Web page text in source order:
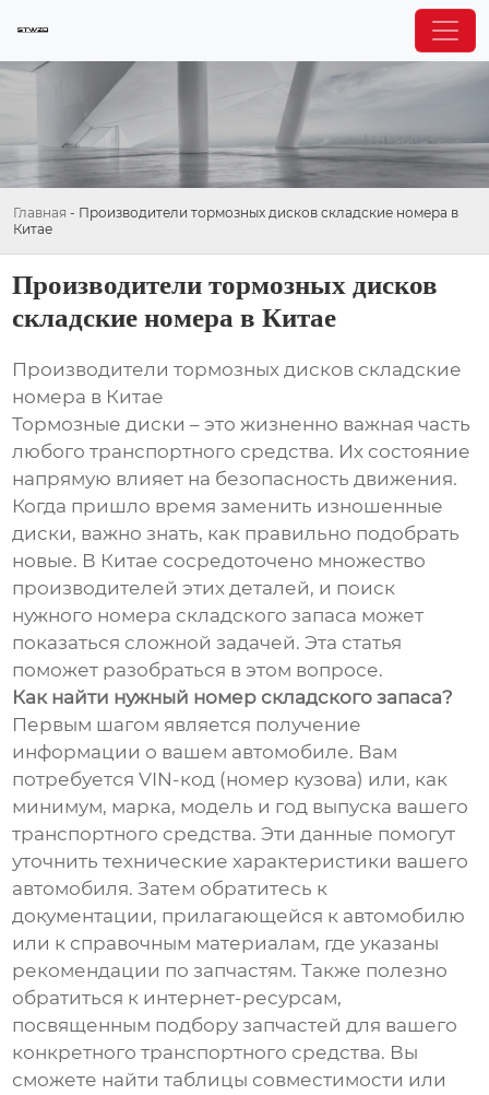
Главная - Производители тормозных дисков складские номера в
Китае
Производители тормозных дисков
складские номера в Китае
Производители тормозных дисков складские
номера в Китае
Тормозные диски – это жизненно важная часть
любого транспортного средства. Их состояние
напрямую влияет на безопасность движения.
Когда пришло время заменить изношенные
диски, важно знать, как правильно подобрать
новые. В Китае сосредоточено множество
производителей этих деталей, и поиск
нужного номера складского запаса может
показаться сложной задачей. Эта статья
поможет разобраться в этом вопросе.
Как найти нужный номер складского запаса?
Первым шагом является получение
информации о вашем автомобиле. Вам
потребуется VIN-код (номер кузова) или, как
минимум, марка, модель и год выпуска вашего
транспортного средства. Эти данные помогут
уточнить технические характеристики вашего
автомобиля. Затем обратитесь к
документации, прилагающейся к автомобилю
или к справочным материалам, где указаны
рекомендации по запчастям. Также полезно
обратиться к интернет-ресурсам,
посвященным подбору запчастей для вашего
конкретного транспортного средства. Вы
сможете найти таблицы совместимости или